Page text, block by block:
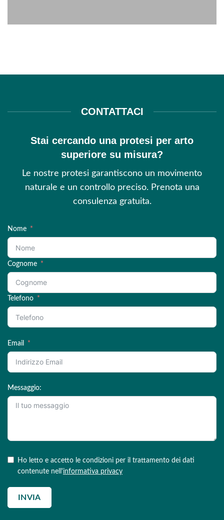
CONTATTACI
Stai cercando una protesi per arto
superiore su misura?
Le nostre protesi garantiscono un movimento
naturale e un controllo preciso. Prenota una
consulenza gratuita.
Nome
Cognome
Telefono
Email
Messaggio:
Ho letto e accetto le condizioni per il trattamento dei dati
contenute nell'informativa privacy
INVIA